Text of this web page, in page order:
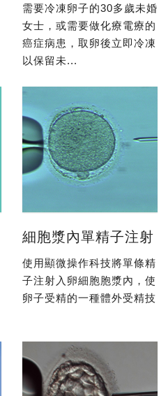
需要冷凍卵子的30多歲未婚
女士，或需要做化療電療的
癌症病患，取卵後立即冷凍
以保留未...
細胞漿內單精子注射
使用顯微操作科技將單條精
子注射入卵細胞胞漿內，使
卵子受精的一種體外受精技